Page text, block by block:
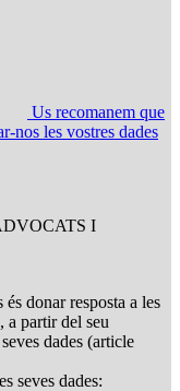
Us recomanem que
nos les vostres dades
I
donar resposta a les
a partir del seu
dades (article
seves dades: